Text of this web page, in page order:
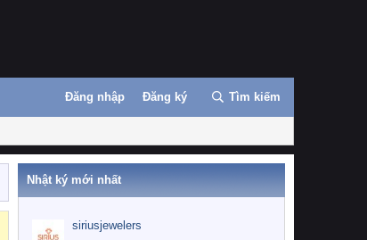
Đăng nhập Đăng ký Tìm kiếm
Nhật ký mới nhất
siriusjewelers